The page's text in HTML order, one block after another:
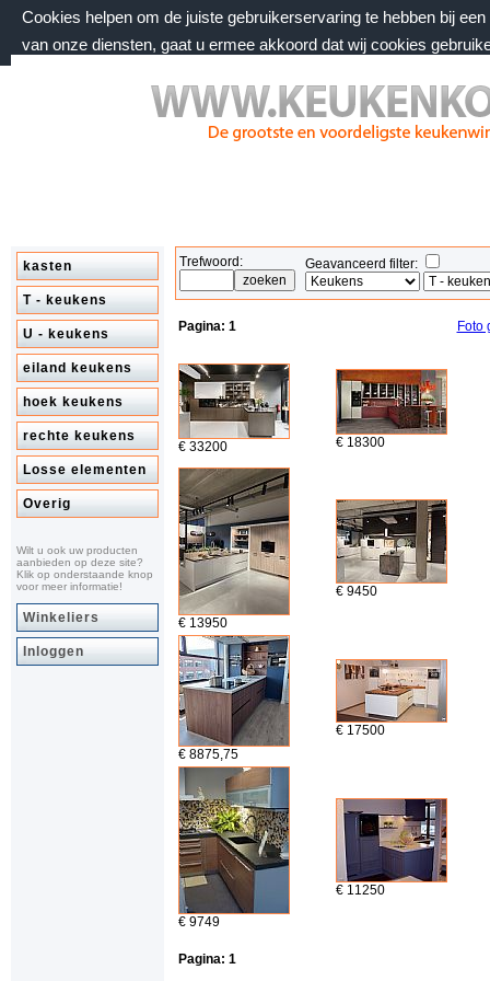
Cookies helpen om de juiste gebruikerservaring te hebben bij
van onze diensten, gaat u ermee akkoord dat wij cookies
zaterdag 8 augustus 2026, 16:02 uur
Welkom bij keukenkorting.nl
kasten
T - keukens
U - keukens
eiland keukens
hoek keukens
rechte keukens
Losse elementen
Overig
Wilt u ook uw producten
aanbieden op deze site?
Klik op onderstaande knop
voor meer informatie!
Winkeliers
Inloggen
Trefwoord: Geavanceerd filter:
Pagina: 1 Foto
€ 33200 € 18300
€ 13950
€ 9450
€ 8875,75
€ 17500
€ 9749
€ 11250
Pagina: 1